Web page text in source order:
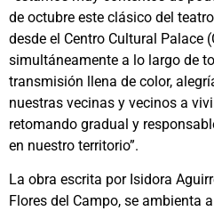
de octubre este clásico del
desde el Centro Cultural Palace
simultáneamente a lo largo de
transmisión llena de color,
nuestras vecinas y vecinos a
retomando gradual y
en nuestro territorio”.
La obra escrita por Isidora
Flores del Campo, se ambienta